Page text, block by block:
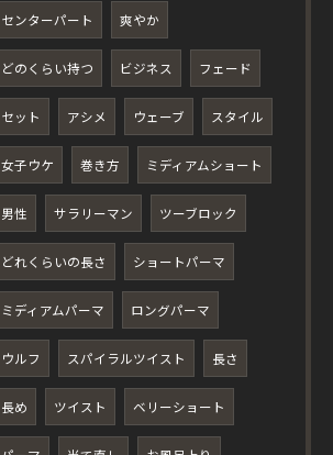
センターパート 爽やか
どのくらい持つ ビジネス フェード
セット アシメ ウェーブ スタイル
女子ウケ 巻き方 ミディアムショート
男性 サラリーマン ツーブロック
どれくらいの長さ ショートパーマ
ミディアムパーマ ロングパーマ
ウルフ スパイラルツイスト 長さ
長め ツイスト ベリーショート